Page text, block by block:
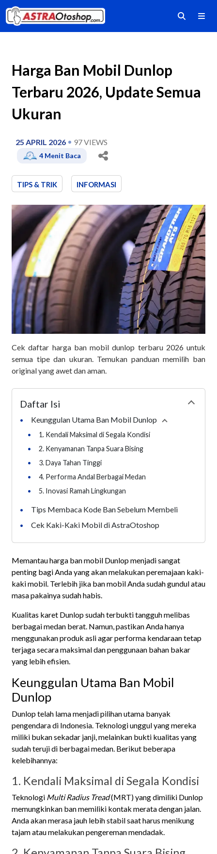
Harga Ban Mobil Dunlop
Terbaru 2026, Update Semua
Ukuran
25 APRIL 2026 97VIEWS
4 Menit Baca
TIPS & TRIK INFORMASI
Cek daftar harga ban mobil dunlop terbaru 2026 untuk
semua tipe dan ukuran. Temukan panduan memilih ban
original yang awet dan aman.
Daftar Isi
•
Keunggulan Utama Ban Mobil Dunlop Collapse
•
1. Kendali Maksimal di Segala Kondisi
•
2. Kenyamanan Tanpa Suara Bising
•
3. Daya Tahan Tinggi
•
4. Performa Andal Berbagai Medan
•
5. Inovasi Ramah Lingkungan
• Tips Membaca Kode Ban Sebelum Membeli
• Cek Kaki-Kaki Mobil di AstraOtoshop
Memantau harga ban mobil Dunlop menjadi sangat
penting bagi Anda yang akan melakukan peremajaan kaki-
kaki mobil. Terlebih jika ban mobil Anda sudah gundul atau
masa pakainya sudah habis.
Kualitas karet Dunlop sudah terbukti tangguh melibas
berbagai medan berat. Namun, pastikan Anda hanya
menggunakan produk asli agar performa kendaraan tetap
terjaga secara maksimal dan penggunaan bahan bakar
yang lebih efisien.
Keunggulan Utama Ban Mobil
Dunlop
Dunlop telah lama menjadi pilihan utama banyak
pengendara di Indonesia. Teknologi unggul yang mereka
miliki bukan sekadar janji, melainkan bukti kualitas yang
sudah teruji di berbagai medan. Berikut beberapa
kelebihannya:
1. Kendali Maksimal di Segala Kondisi
Teknologi Multi Radius Tread(MRT) yang dimiliki Dunlop
memungkinkan ban memiliki kontak merata dengan jalan.
Anda akan merasa jauh lebih stabil saat harus menikung
tajam atau melakukan pengereman mendadak.